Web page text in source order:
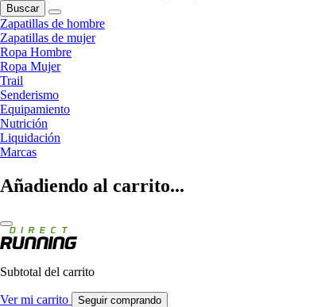
Buscar
Zapatillas de hombre
Zapatillas de mujer
Ropa Hombre
Ropa Mujer
Trail
Senderismo
Equipamiento
Nutrición
Liquidación
Marcas
Añadiendo al carrito...
Subtotal del carrito
Ver mi carrito Seguir comprando